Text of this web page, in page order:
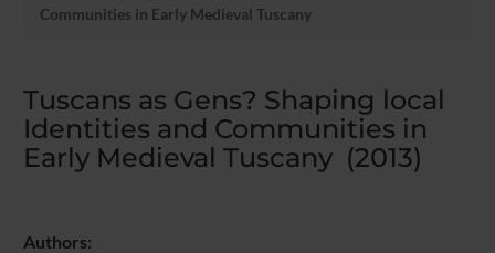
Communities in Early Medieval Tuscany
Tuscans as Gens? Shaping local
Identities and Communities in
Early Medieval Tuscany (2013)
Authors: